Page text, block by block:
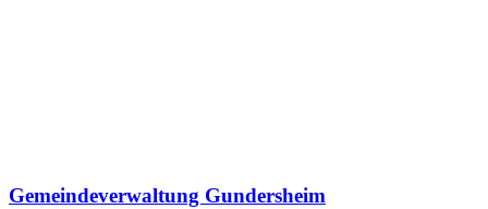
Gemeindeverwaltung Gundersheim